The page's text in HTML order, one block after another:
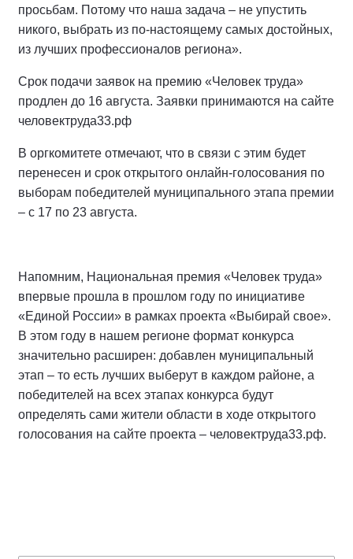
просьбам. Потому что наша задача – не упустить
никого, выбрать из по-настоящему самых достойных,
из лучших профессионалов региона».
Срок подачи заявок на премию «Человек труда»
продлен до 16 августа. Заявки принимаются на сайте
человектруда33.рф
В оргкомитете отмечают, что в связи с этим будет
перенесен и срок открытого онлайн-голосования по
выборам победителей муниципального этапа премии
– с 17 по 23 августа.
Напомним, Национальная премия «Человек труда»
впервые прошла в прошлом году по инициативе
«Единой России» в рамках проекта «Выбирай свое».
В этом году в нашем регионе формат конкурса
значительно расширен: добавлен муниципальный
этап – то есть лучших выберут в каждом районе, а
победителей на всех этапах конкурса будут
определять сами жители области в ходе открытого
голосования на сайте проекта – человектруда33.рф.